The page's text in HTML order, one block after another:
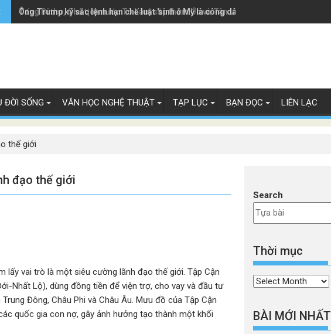
Ông Trump ký sắc lệnh hạn chế luật 'sinh ở Mỹ là công dân Mỹ'
Tổng Bí thư, Chủ tịch nước Tô Lâm sắp thăm Úc và Tân Lây Lan
ĐỜI SỐNG VĂN HỌC NGHỆ THUẬT TẠP LỤC BẠN ĐỌC LIÊN LẠC
thế giới
đạo thế giới
lấy vai trò là một siêu cường lãnh đạo thế giới. Tập Cận
Nhất Lộ), dùng đồng tiền để viện trợ, cho vay và đầu tư
Đông, Châu Phi và Châu Âu. Mưu đồ của Tập Cận
quốc gia con nợ, gây ảnh hưởng tạo thành một khối
Search
Thời mục
Thời
BÀI MỚI NHẤT